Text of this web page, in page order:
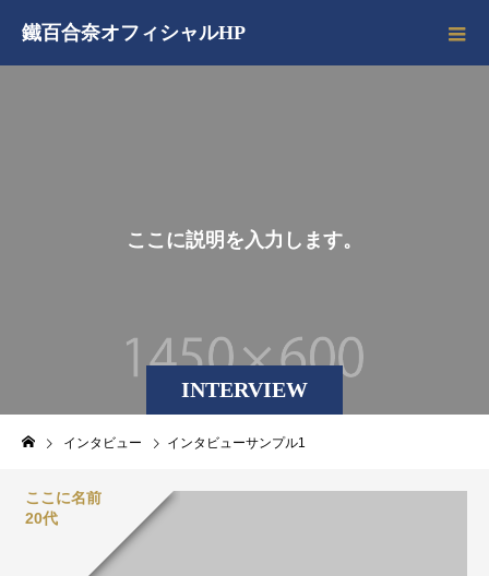
鐵百合奈オフィシャルHP
INTERVIEW
こ こ に説明 を 入 力 し ま す。
インタビュー インタビューサンプル1
ここに名前
20代